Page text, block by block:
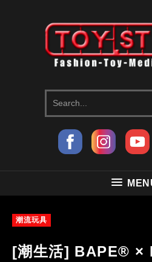
潮流玩具
[潮生活] BAPE® ×